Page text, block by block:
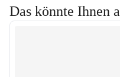
Das könnte Ihnen